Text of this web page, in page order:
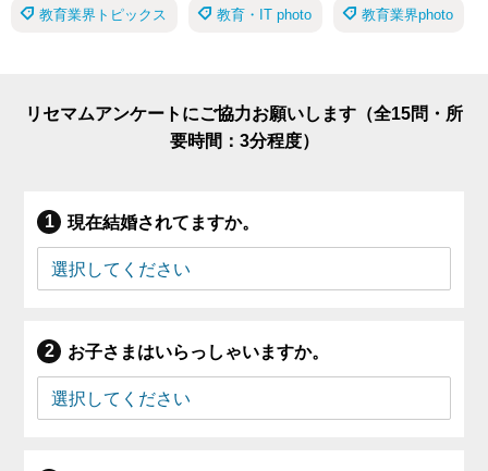
教育業界トピックス 教育・IT photo 教育業界photo
リセマムアンケートにご協力お願いします（全15問・所
要時間：3分程度）
現在結婚されてますか。
お子さまはいらっしゃいますか。